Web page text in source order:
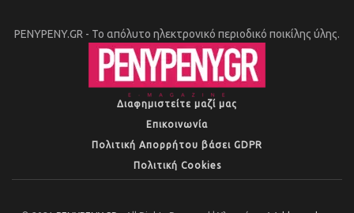
PENYPENY.GR - Το απόλυτο ηλεκτρονικό περιοδικό ποικίλης ύλης.
Διαφημιστείτε μαζί μας
Επικοινωνία
Πολιτική Απορρήτου βάσει GDPR
Πολιτική Cookies